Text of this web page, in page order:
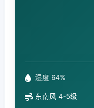
湿度 64%
东南风 4-5级